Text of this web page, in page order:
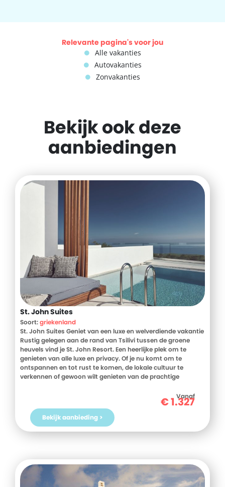
Relevante pagina's voor jou
Alle vakanties
Autovakanties
Zonvakanties
Bekijk ook deze
aanbiedingen
St. John Suites
Soort:griekenland
St. John Suites Geniet van een luxe en welverdiende vakantie
Rustig gelegen aan de rand van Tsilivi tussen de groene
heuvels vind je St. John Resort. Een heerlijke plek om te
genieten van alle luxe en privacy. Of je nu komt om te
ontspannen en tot rust te komen, de lokale cultuur te
verkennen of gewoon wilt genieten van de prachtige
overtreffen. Van een verfrissende duik in het kristalheldere
zwembad tot het genieten van een heerlijke cocktail aan de
bar bij het zwembad, hier draait alles om ontspanning en
genieten van het goede leven. Kom tot rust tijdens je
zwembad van de nodige verkoeling en Je hoeft bijna het
complex niet te verlaten tijdens je vakantie, maar ontdek
ook zeker de prachtige groene omgeving van Tsilvi. Tussen
Vanaf
€1.327
Bekijk aanbieding >